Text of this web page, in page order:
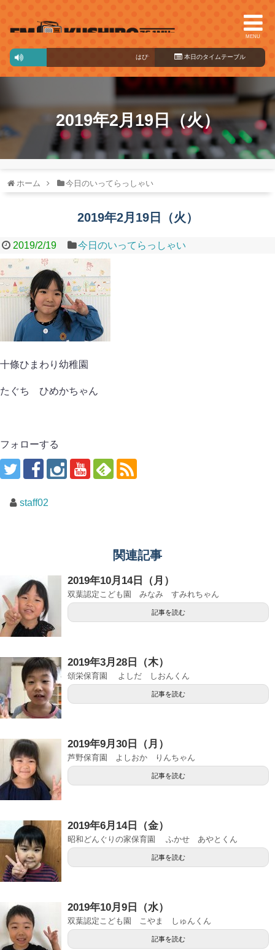
MENU
はぴラジ！ 10:00～15:00
本日のタイ ムテーブル
2019年2月19日（火）
ホーム 今日のいってらっしゃい
2019年2月19日（火）
2019/2/19 今日のいってらっしゃい
十條ひまわり幼稚園
たぐち ひめかちゃん
フォローする
staff02
関連記事
2019年10月14日（月）
双葉認定こども園 みなみ すみれちゃん
記事を読む
2019年3月28日（木）
頌栄保育園 よしだ しおんくん
記事を読む
2019年9月30日（月）
芦野保育園 よしおか りんちゃん
記事を読む
2019年6月14日（金）
昭和どんぐりの家保育園 ふかせ あやとくん
記事を読む
2019年10月9日（水）
双葉認定こども園 こやま しゅんくん
記事を読む